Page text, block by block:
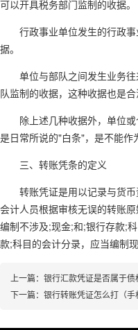
可以开具税务部门监制的收据。
行政事业单位发生的行政事
据。
单位与部队之间发生业务往
队监制的收据，这种收据也是合
除上述几种收据外，单位或
是日常所说的"白条"，是不能作
三、转账凭条的定义
转账凭证是用以记录与货币
会计人员根据审核无误的转账
编制不涉及;现金;和;银行存款;
款;科目的会计分录，应当编制
上一篇： 银行汇款凭证是否属于债
下一篇： 银行转账凭证怎么打（手